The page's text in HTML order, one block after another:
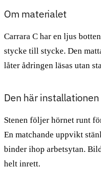
Om materialet
Carrara C har en ljus
stycke till stycke. Den
låter ådringen läsas utan
Den här installationen
Stenen följer hörnet runt
En matchande uppvikt
binder ihop arbetsytan.
helt inrett.